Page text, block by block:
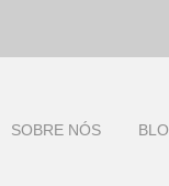
SOBRE NÓS